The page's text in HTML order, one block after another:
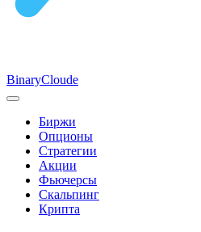
BinaryCloude
Биржи
Опционы
Стратегии
Акции
Фьючерсы
Скальпинг
Крипта